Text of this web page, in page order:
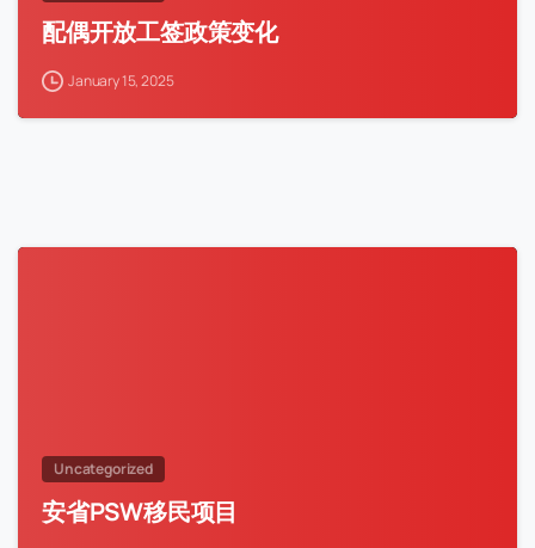
配偶开放工签政策变化
January 15, 2025
Uncategorized
安省PSW移民项目